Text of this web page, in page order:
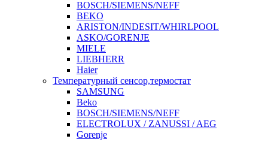
BOSCH/SIEMENS/NEFF
BEKO
ARISTON/INDESIT/WHIRLPOOL
ASKO/GORENJE
MIELE
LIEBHERR
Haier
Температурный сенсор,термостат
SAMSUNG
Beko
BOSCH/SIEMENS/NEFF
ELECTROLUX / ZANUSSI / AEG
Gorenje